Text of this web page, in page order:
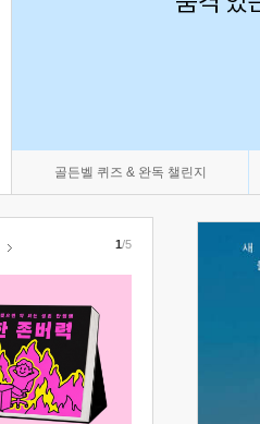
골든벨 퀴즈 & 완독 챌린지
1/5